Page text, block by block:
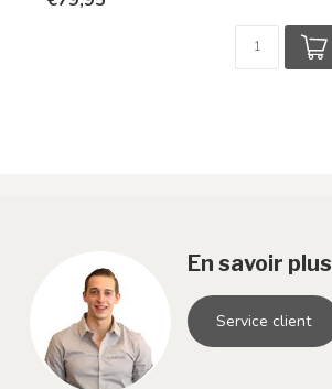
En savoir plus
Service client